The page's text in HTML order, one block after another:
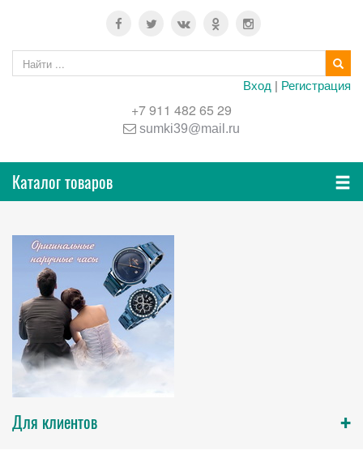
Вход | Регистрация
+7 911 482 65 29
sumki39@mail.ru
Каталог товаров
Для клиентов +